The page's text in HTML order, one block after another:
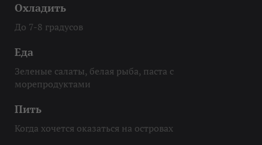
Охладить
До 7-8 градусов
Еда
Зеленые салаты, белая рыба, паста с
морепродуктами
Пить
Когда хочется оказаться на островах